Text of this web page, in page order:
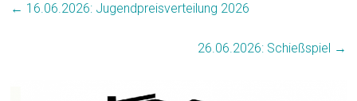
← 16.06.2026: Jugendpreisverteilung 2026
26.06.2026: Schießspiel →